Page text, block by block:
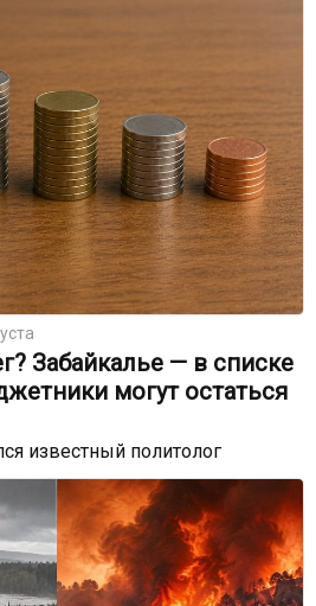
Забайкалье — в списке
могут остаться
известный политолог